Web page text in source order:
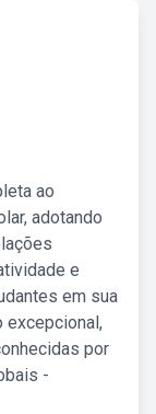
ao
adotando
e
em sua
excepcional,
por
-